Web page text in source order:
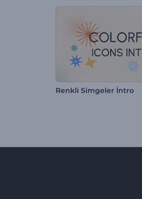
Renkli Simgeler İntro